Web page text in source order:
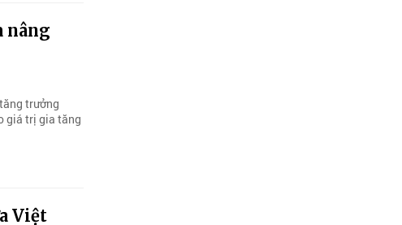
nâng
trưởng
giá trị gia tăng
Việt